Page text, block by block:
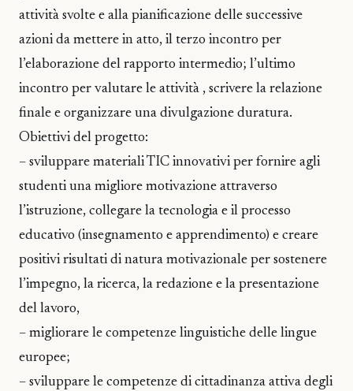
attività svolte e alla pianificazione delle successive
azioni da mettere in atto, il terzo incontro per
l’elaborazione del rapporto intermedio; l’ultimo
incontro per valutare le attività , scrivere la relazione
finale e organizzare una divulgazione duratura.
Obiettivi del progetto:
– sviluppare materiali TIC innovativi per fornire agli
studenti una migliore motivazione attraverso
l’istruzione, collegare la tecnologia e il processo
educativo (insegnamento e apprendimento) e creare
positivi risultati di natura motivazionale per sostenere
l’impegno, la ricerca, la redazione e la presentazione
del lavoro,
– migliorare le competenze linguistiche delle lingue
europee;
– sviluppare le competenze di cittadinanza attiva degli